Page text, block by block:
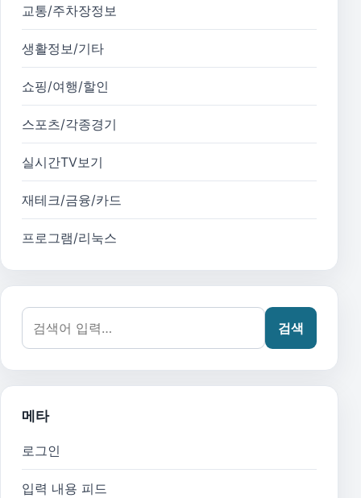
교통/주차장정보
생활정보/기타
쇼핑/여행/할인
스포츠/각종경기
실시간TV보기
재테크/금융/카드
프로그램/리눅스
검색어:
검색
메타
로그인
입력 내용 피드